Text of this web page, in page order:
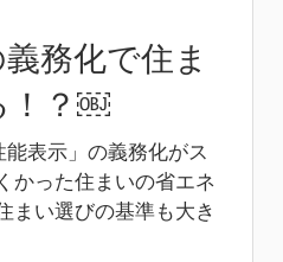
e
o
k
務化で住ま
！？￼
表示」の義務化がス
かった住まいの省エネ
まい選びの基準も大き